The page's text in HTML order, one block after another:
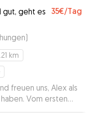
wenn unserer alten
einfach gefallen
Zeit gut behandelt
Fall auch eine
gut, geht es 35€/Tag
)
km
freuen uns, Alex als
Vom ersten
Tagesbetreuung